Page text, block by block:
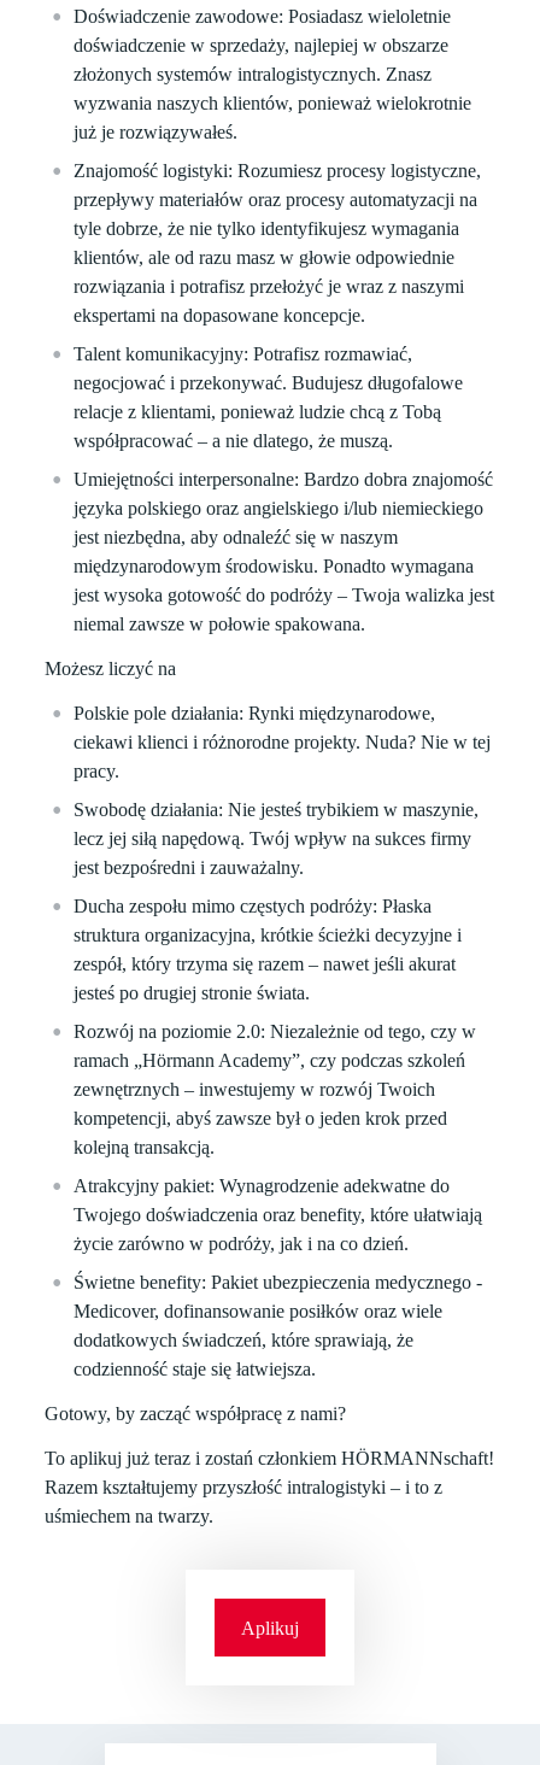
Doświadczenie zawodowe: Posiadasz wieloletnie
doświadczenie w sprzedaży, najlepiej w obszarze
złożonych systemów intralogistycznych. Znasz
wyzwania naszych klientów, ponieważ wielokrotnie
już je rozwiązywałeś.
Znajomość logistyki: Rozumiesz procesy logistyczne,
przepływy materiałów oraz procesy automatyzacji na
tyle dobrze, że nie tylko identyfikujesz wymagania
klientów, ale od razu masz w głowie odpowiednie
rozwiązania i potrafisz przełożyć je wraz z naszymi
ekspertami na dopasowane koncepcje.
Talent komunikacyjny: Potrafisz rozmawiać,
negocjować i przekonywać. Budujesz długofalowe
relacje z klientami, ponieważ ludzie chcą z Tobą
współpracować – a nie dlatego, że muszą.
Umiejętności interpersonalne: Bardzo dobra znajomość
języka polskiego oraz angielskiego i/lub niemieckiego
jest niezbędna, aby odnaleźć się w naszym
międzynarodowym środowisku. Ponadto wymagana
jest wysoka gotowość do podróży – Twoja walizka jest
niemal zawsze w połowie spakowana.
Możesz liczyć na
Polskie pole działania:Rynki międzynarodowe,
ciekawi klienci i różnorodne projekty.Nuda? Nie w tej
pracy.
Swobodę działania:Nie jesteś trybikiem w maszynie,
lecz jej siłą napędową.Twój wpływ na sukces firmy
jest bezpośredni i zauważalny.
Ducha zespołu mimo częstych podróży:Płaska
struktura organizacyjna, krótkie ścieżki decyzyjne i
zespół, który trzyma się razem – nawet jeśli akurat
jesteś po drugiej stronie świata.
Rozwój na poziomie 2.0:Niezależnie od tego, czy w
ramach „Hörmann Academy”, czy podczas szkoleń
zewnętrznych – inwestujemy w rozwój Twoich
kompetencji, abyś zawsze był o jeden krok przed
kolejną transakcją.
Atrakcyjny pakiet:Wynagrodzenie adekwatne do
Twojego doświadczenia oraz benefity, które ułatwiają
życie zarówno w podróży, jak i na co dzień.
Świetne benefity:Pakiet ubezpieczenia medycznego -
Medicover, dofinansowanie posiłków oraz wiele
dodatkowych świadczeń, które sprawiają, że
codzienność staje się łatwiejsza.
Gotowy, by zacząć współpracę z nami?
To aplikuj już teraz i zostań członkiem HÖRMANNschaft!
Razem kształtujemy przyszłość intralogistyki – i to z
uśmiechem na twarzy.
Aplikuj